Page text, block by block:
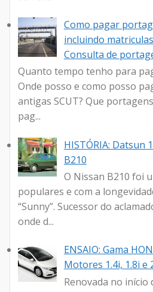
Como pagar
incluindo
Consulta de
Quanto tempo tenho para
Onde posso e como posso
antigas SCUT? Que
pag...
HISTÓRIA: Datsun
B210
O Nissan B210 foi
populares e com a
“Sunny”. Sucessor do
onde d...
ENSAIO: Gama
Motores 1.4i, 1.8i e
Renovada no início